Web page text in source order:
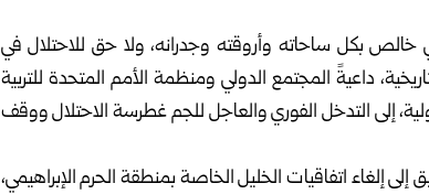
بكل ساحاته وأروقته وجدرانه، ولا حق للاحتلال في
داعيةً المجتمع الدولي ومنظمة الأمم المتحدة للتربية
إلى التدخل الفوري والعاجل للجم غطرسة الاحتلال ووقف
إلغاء اتفاقيات الخليل الخاصة بمنطقة الحرم الإبراهيمي،